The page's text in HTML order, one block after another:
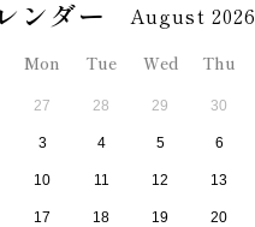
August 2026
Mon Tue Wed Thu
27 28 29 30
3 4 5 6
10 11 12 13
17 18 19 20